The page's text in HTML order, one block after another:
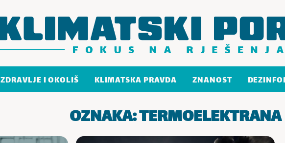
ZDRAVLJE I OKOLIŠ KLIMATSKA PRAVDA ZNANOST
OZNAKA:TERMOELEKTRANA